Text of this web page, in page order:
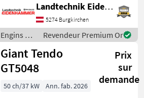
Sharing Verteiler -
Elektronischer Antrieb
Ecosmart Start & Stop -
hydrostatischre Fahran
Landtechnik Eidenhammer GmbH
5274 Burgkirchen
Engins de
chantier /
Faresin
Revendeur Premium Or
Giant Tendo
GT5048
Prix
sur
demande
50 ch/37 kW
Ann. fab. 2026